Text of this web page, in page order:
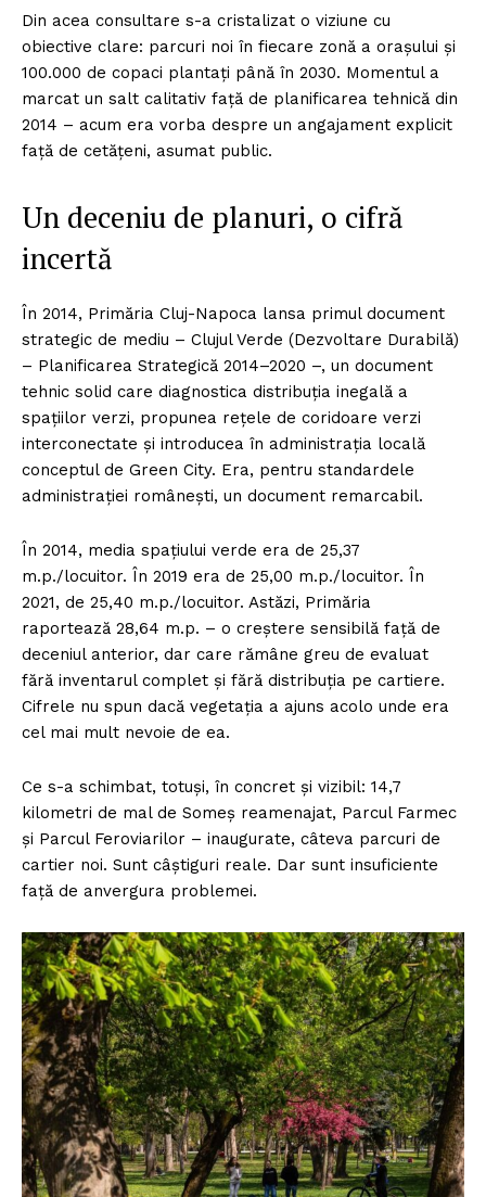
Din acea consultare s-a cristalizat o viziune cu
obiective clare: parcuri noi în fiecare zonă a orașului și
100.000 de copaci plantați până în 2030. Momentul a
marcat un salt calitativ față de planificarea tehnică din
2014 – acum era vorba despre un angajament explicit
față de cetățeni, asumat public.
Un deceniu de planuri, o cifră
incertă
În 2014, Primăria Cluj-Napoca lansa primul document
strategic de mediu – Clujul Verde (Dezvoltare Durabilă)
– Planificarea Strategică 2014–2020 –, un document
tehnic solid care diagnostica distribuția inegală a
spațiilor verzi, propunea rețele de coridoare verzi
interconectate și introducea în administrația locală
conceptul de Green City. Era, pentru standardele
administrației românești, un document remarcabil.
În 2014, media spațiului verde era de 25,37
m.p./locuitor. În 2019 era de 25,00 m.p./locuitor. În
2021, de 25,40 m.p./locuitor. Astăzi, Primăria
raportează 28,64 m.p. – o creștere sensibilă față de
deceniul anterior, dar care rămâne greu de evaluat
fără inventarul complet și fără distribuția pe cartiere.
Cifrele nu spun dacă vegetația a ajuns acolo unde era
cel mai mult nevoie de ea.
Ce s-a schimbat, totuși, în concret și vizibil: 14,7
kilometri de mal de Someș reamenajat, Parcul Farmec
și Parcul Feroviarilor – inaugurate, câteva parcuri de
cartier noi. Sunt câștiguri reale. Dar sunt insuficiente
față de anvergura problemei.